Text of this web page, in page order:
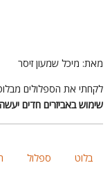
מיכל שמעון זיסר
את הספלולים מבלוטי
באביזרים חדים יעשה
בלוט ספלול